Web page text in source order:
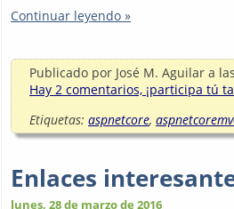
Continuar leyendo »
Publicado por José M. Aguilar a
Hay 2 comentarios, ¡participa tú
Etiquetas: aspnetcore,
Enlaces
lunes, 28 de marzo de 2016